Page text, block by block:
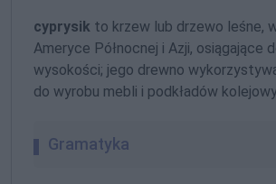
cyprysik to krzew lub drzewo leśne,
Ameryce Północnej i Azji, osiągające
wysokości; jego drewno
do wyrobu mebli i podkładów
Gramatyka